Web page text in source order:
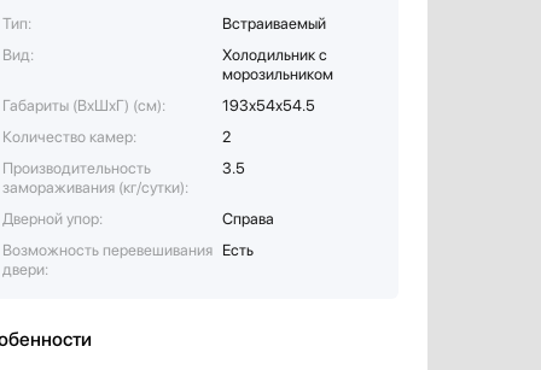
Тип:
Встраиваемый
Вид:
Холодильник с
морозильником
Габариты (ВхШхГ) (см):
193х54х54.5
Количество камер:
2
Производительность
замораживания (кг/сутки):
3.5
Дверной упор:
Справа
Возможность перевешивания
двери:
Есть